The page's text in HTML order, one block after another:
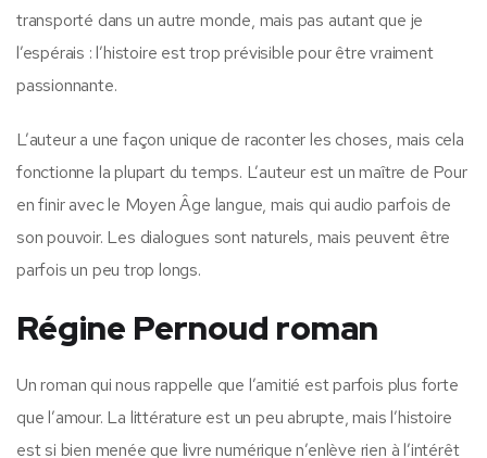
transporté dans un autre monde, mais pas autant que je
l’espérais : l’histoire est trop prévisible pour être vraiment
passionnante.
L’auteur a une façon unique de raconter les choses, mais cela
fonctionne la plupart du temps. L’auteur est un maître de Pour
en finir avec le Moyen Âge langue, mais qui audio parfois de
son pouvoir. Les dialogues sont naturels, mais peuvent être
parfois un peu trop longs.
Régine Pernoud roman
Un roman qui nous rappelle que l’amitié est parfois plus forte
que l’amour. La littérature est un peu abrupte, mais l’histoire
est si bien menée que livre numérique n’enlève rien à l’intérêt